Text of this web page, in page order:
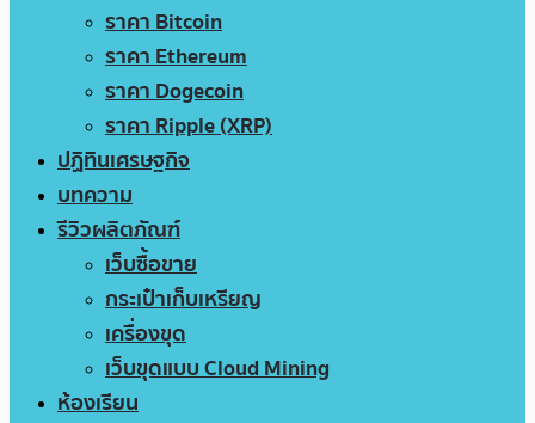
ราคา Bitcoin
ราคา Ethereum
ราคา Dogecoin
ราคา Ripple (XRP)
ปฏิทินเศรษฐกิจ
บทความ
รีวิวผลิตภัณฑ์
เว็บซื้อขาย
กระเป๋าเก็บเหรียญ
เครื่องขุด
เว็บขุดแบบ Cloud Mining
ห้องเรียน